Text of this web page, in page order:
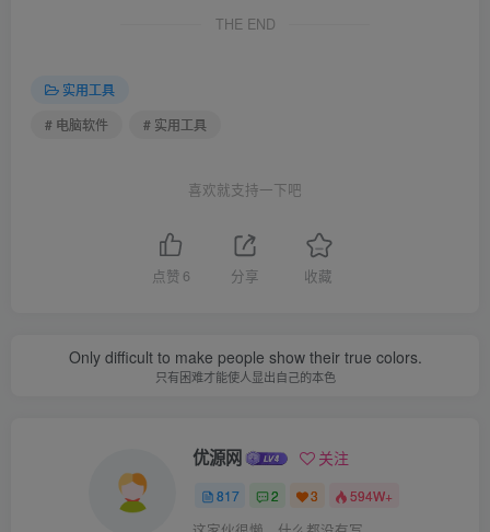
THE END
实用工具
# 电脑软件
# 实用工具
喜欢就支持一下吧
点赞 6 分享 收藏
Only difficult to make people show their true colors.
只有困难才能使人显出自己的本色
优源网 关注
817 2 3 594W+